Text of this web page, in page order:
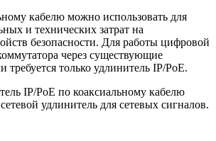
кабелю можно использовать для
и технических затрат на
безопасности. Для работы цифровой
через существующие
требуется только удлинитель IP/PoE.
IP/PoE по коаксиальному кабелю
удлинитель для сетевых сигналов.